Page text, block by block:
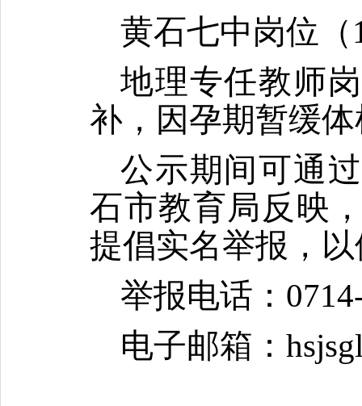
黄石七中岗位（
地理专任教师
补，因孕期暂缓
公示期间可通
石市教育局反映
提倡实名举报，
举报电话：
电子邮箱：